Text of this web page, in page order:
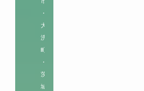
・
大
洗
町
・
茨
城